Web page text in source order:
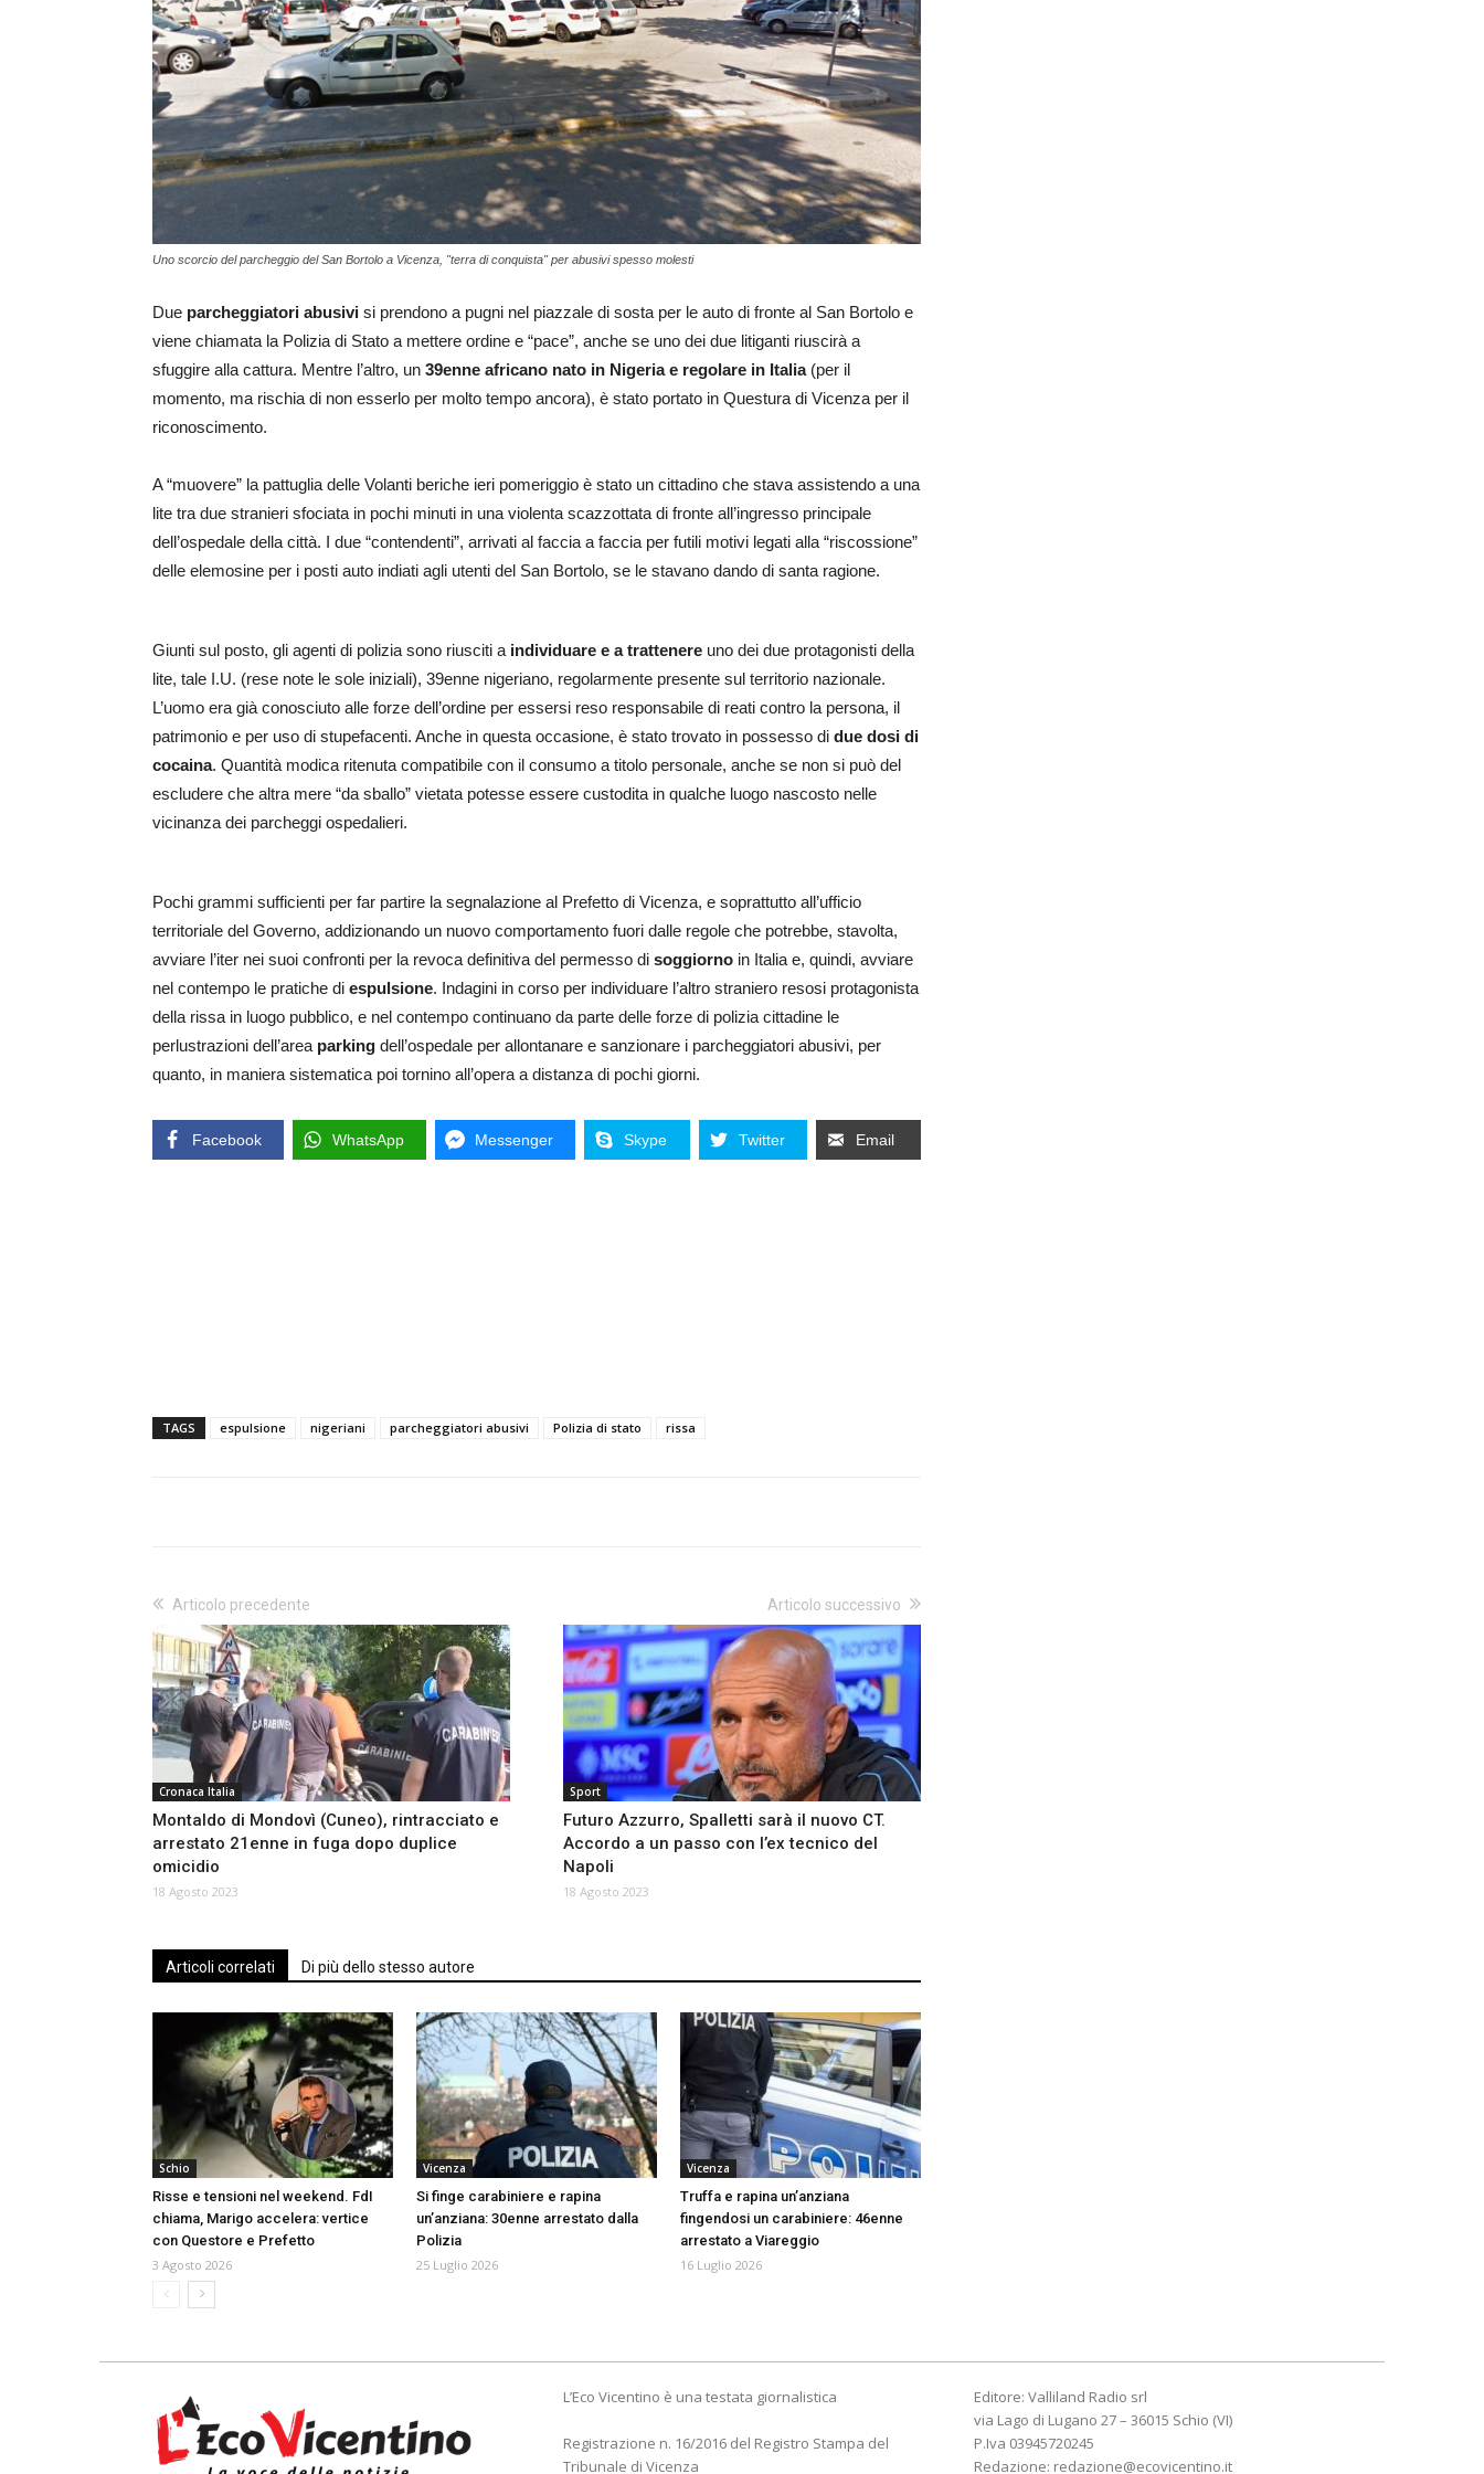
Uno scorcio del parcheggio del San Bortolo a Vicenza, "terra di conquista" per abusivi spesso molesti
Due parcheggiatori abusivi si prendono a pugni nel piazzale di sosta per le auto di fronte al San Bortolo e
viene chiamata la Polizia di Stato a mettere ordine e “pace”, anche se uno dei due litiganti riuscirà a
sfuggire alla cattura. Mentre l’altro, un 39enne africano nato in Nigeria e regolare in Italia(per il
momento, ma rischia di non esserlo per molto tempo ancora), è stato portato in Questura di Vicenza per il
riconoscimento.
A “muovere” la pattuglia delle Volanti beriche ieri pomeriggio è stato un cittadino che stava assistendo a una
lite tra due stranieri sfociata in pochi minuti in una violenta scazzottata di fronte all’ingresso principale
dell’ospedale della città. I due “contendenti”, arrivati al faccia a faccia per futili motivi legati alla “riscossione”
delle elemosine per i posti auto indiati agli utenti del San Bortolo, se le stavano dando di santa ragione.
Giunti sul posto, gli agenti di polizia sono riusciti a individuare e a trattenere uno dei due protagonisti della
lite, tale I.U. (rese note le sole iniziali), 39enne nigeriano, regolarmente presente sul territorio nazionale.
L’uomo era già conosciuto alle forze dell’ordine per essersi reso responsabile di reati contro la persona, il
patrimonio e per uso di stupefacenti. Anche in questa occasione, è stato trovato in possesso di due dosi di
cocaina. Quantità modica ritenuta compatibile con il consumo a titolo personale, anche se non si può del
escludere che altra mere “da sballo” vietata potesse essere custodita in qualche luogo nascosto nelle
vicinanza dei parcheggi ospedalieri.
Pochi grammi sufficienti per far partire la segnalazione al Prefetto di Vicenza, e soprattutto all’ufficio
territoriale del Governo, addizionando un nuovo comportamento fuori dalle regole che potrebbe, stavolta,
avviare l’iter nei suoi confronti per la revoca definitiva del permesso di soggiorno in Italia e, quindi, avviare
nel contempo le pratiche di espulsione. Indagini in corso per individuare l’altro straniero resosi protagonista
della rissa in luogo pubblico, e nel contempo continuano da parte delle forze di polizia cittadine le
perlustrazioni dell’area parking dell’ospedale per allontanare e sanzionare i parcheggiatori abusivi, per
quanto, in maniera sistematica poi tornino all’opera a distanza di pochi giorni.
Facebook WhatsApp Messenger Skype Twitter Email
TAGS espulsione nigeriani parcheggiatori abusivi Polizia di stato rissa
Articolo precedente
Cronaca Italia
Montaldo di Mondovì (Cuneo), rintracciato e
arrestato 21enne in fuga dopo duplice
omicidio
18 Agosto 2023
Articolo successivo
Sport
Futuro Azzurro, Spalletti sarà il nuovo CT.
Accordo a un passo con l’ex tecnico del
Napoli
18 Agosto 2023
Articoli correlati Di più dello stesso autore
Schio
Risse e tensioni nel weekend. FdI
chiama, Marigo accelera: vertice
con Questore e Prefetto
3 Agosto 2026
Vicenza
Si finge carabiniere e rapina
un’anziana: 30enne arrestato dalla
Polizia
25 Luglio 2026
Vicenza
Truffa e rapina un’anziana
fingendosi un carabiniere: 46enne
arrestato a Viareggio
16 Luglio 2026
L’Eco Vicentino è una testata giornalistica
Registrazione n. 16/2016 del Registro Stampa del
Tribunale di Vicenza
Editore: Valliland Radio srl
via Lago di Lugano 27 – 36015 Schio (VI)
P.Iva 03945720245
Redazione: redazione@ecovicentino.it